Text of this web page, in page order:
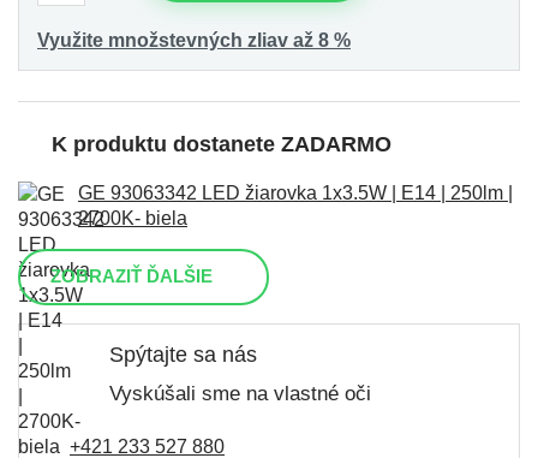
Využite množstevných zliav až 8 %
K produktu dostanete ZADARMO
GE 93063342 LED žiarovka 1x3.5W | E14 | 250lm |
2700K- biela
ZOBRAZIŤ ĎALŠIE
Spýtajte sa nás
Vyskúšali sme na vlastné oči
+421 233 527 880